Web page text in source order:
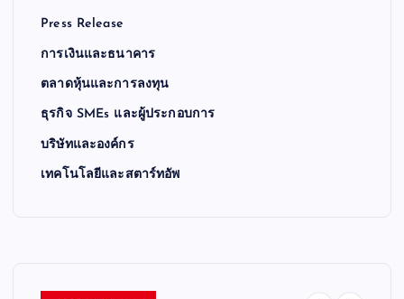
Press Release
การเงินและธนาคาร
ตลาดหุ้นและการลงทุน
ธุรกิจ SMEs และผู้ประกอบการ
บริษัทและองค์กร
เทคโนโลยีและสตาร์ทอัพ